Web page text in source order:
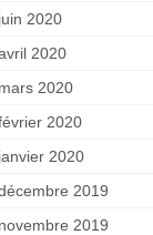
juin 2020
2020
mars 2020
2020
janvier 2020
2019
novembre 2019